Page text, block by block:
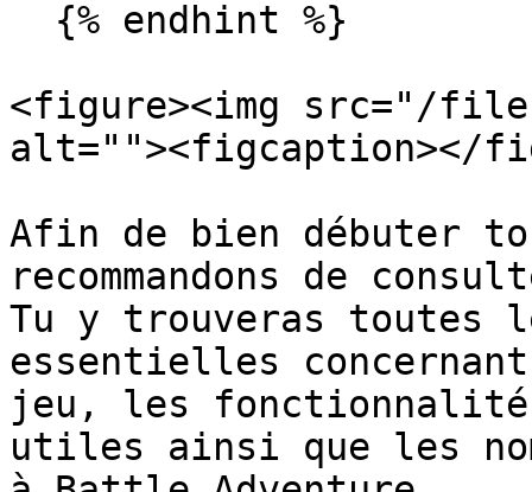
<figure><img src="/files/
alt=""><figcaption></
Afin de bien débuter
recommandons de
Tu y trouveras toutes
essentielles
jeu, les fonctionnalités
utiles ainsi que les